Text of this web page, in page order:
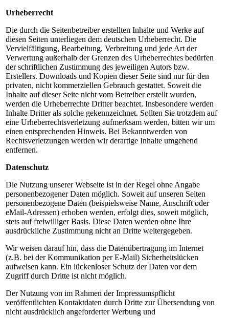
Urheberrecht
Die durch die Seitenbetreiber erstellten Inhalte und Werke auf
diesen Seiten unterliegen dem deutschen Urheberrecht. Die
Vervielfältigung, Bearbeitung, Verbreitung und jede Art der
Verwertung außerhalb der Grenzen des Urheberrechtes bedürfen
der schriftlichen Zustimmung des jeweiligen Autors bzw.
Erstellers. Downloads und Kopien dieser Seite sind nur für den
privaten, nicht kommerziellen Gebrauch gestattet. Soweit die
Inhalte auf dieser Seite nicht vom Betreiber erstellt wurden,
werden die Urheberrechte Dritter beachtet. Insbesondere werden
Inhalte Dritter als solche gekennzeichnet. Sollten Sie trotzdem auf
eine Urheberrechtsverletzung aufmerksam werden, bitten wir um
einen entsprechenden Hinweis. Bei Bekanntwerden von
Rechtsverletzungen werden wir derartige Inhalte umgehend
entfernen.
Datenschutz
Die Nutzung unserer Webseite ist in der Regel ohne Angabe
personenbezogener Daten möglich. Soweit auf unseren Seiten
personenbezogene Daten (beispielsweise Name, Anschrift oder
eMail-Adressen) erhoben werden, erfolgt dies, soweit möglich,
stets auf freiwilliger Basis. Diese Daten werden ohne Ihre
ausdrückliche Zustimmung nicht an Dritte weitergegeben.
Wir weisen darauf hin, dass die Datenübertragung im Internet
(z.B. bei der Kommunikation per E-Mail) Sicherheitslücken
aufweisen kann. Ein lückenloser Schutz der Daten vor dem
Zugriff durch Dritte ist nicht möglich.
Der Nutzung von im Rahmen der Impressumspflicht
veröffentlichten Kontaktdaten durch Dritte zur Übersendung von
nicht ausdrücklich angeforderter Werbung und